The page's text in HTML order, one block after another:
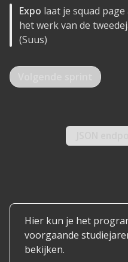
Expo laat je squad
het werk van de
(Suus)
Hier kun je het
voorgaande
bekijken.